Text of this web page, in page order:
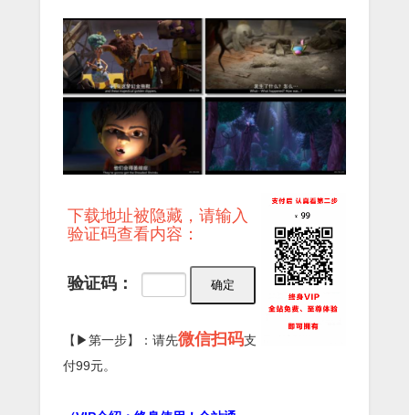
下载地址被隐藏，请输入
验证码查看内容：
验证码：
【▶第一步】：请先微信扫码支
付99元。